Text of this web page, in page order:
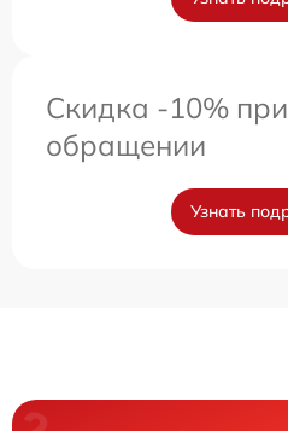
Скидка -10%
обращении
Узнать